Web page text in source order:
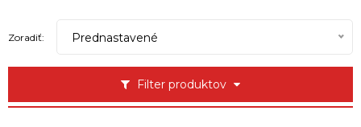
Filter produktov
Zoradiť: Prednastavené